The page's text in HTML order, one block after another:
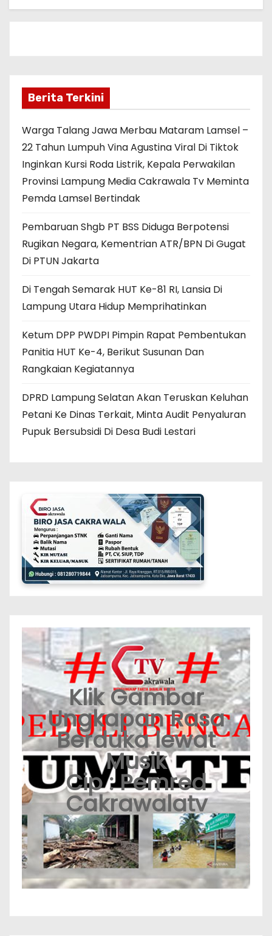
Berita Terkini
Warga Talang Jawa Merbau Mataram Lamsel –
22 Tahun Lumpuh Vina Agustina Viral Di Tiktok
Inginkan Kursi Roda Listrik, Kepala Perwakilan
Provinsi Lampung Media Cakrawala Tv Meminta
Pemda Lamsel Bertindak
Pembaruan Shgb PT BSS Diduga Berpotensi
Rugikan Negara, Kementrian ATR/BPN Di Gugat
Di PTUN Jakarta
Di Tengah Semarak HUT Ke-81 RI, Lansia Di
Lampung Utara Hidup Memprihatinkan
Ketum DPP PWDPI Pimpin Rapat Pembentukan
Panitia HUT Ke-4, Berikut Susunan Dan
Rangkaian Kegiatannya
DPRD Lampung Selatan Akan Teruskan Keluhan
Petani Ke Dinas Terkait, Minta Audit Penyaluran
Pupuk Bersubsidi Di Desa Budi Lestari
Klik Gambar
Ungkapan Rasa
Berduka lewat
Musik
Cip : Pemred
Cakrawalatv